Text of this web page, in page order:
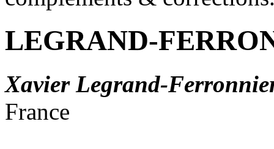
LEGRAND-
Xavier Legrand-
France